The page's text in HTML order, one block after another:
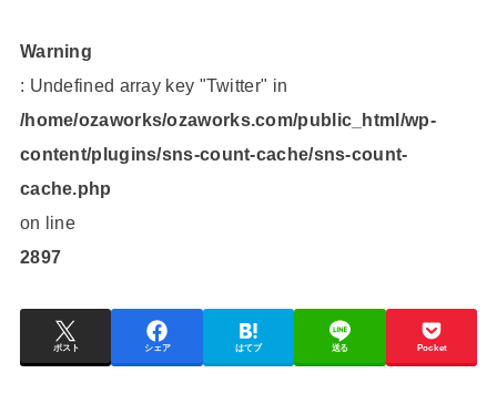
Warning
: Undefined array key "Twitter" in
/home/ozaworks/ozaworks.com/public_html/wp-
content/plugins/sns-count-cache/sns-count-
cache.php
on line
2897
ポスト シェア はてブ 送る Pocket